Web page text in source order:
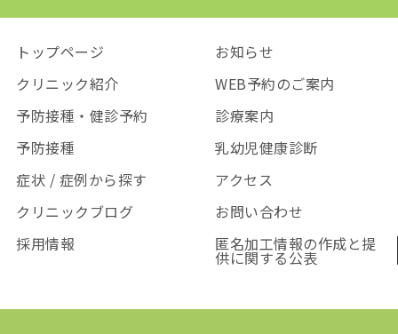
トップページ
お知らせ
クリニック紹介
WEB予約のご案内
予防接種・健診予約
診療案内
予防接種
乳幼児健康診断
症状 / 症例から探す
アクセス
クリニックブログ
お問い合わせ
採用情報
匿名加工情報の作成と提
供に関する公表